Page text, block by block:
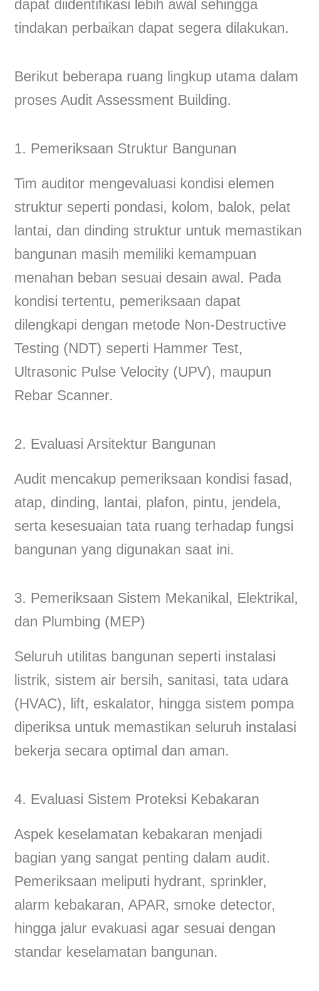
dapat diidentifikasi lebih awal sehingga
tindakan perbaikan dapat segera dilakukan.
Berikut beberapa ruang lingkup utama dalam
proses Audit Assessment Building.
1. Pemeriksaan Struktur Bangunan
Tim auditor mengevaluasi kondisi elemen
struktur seperti pondasi, kolom, balok, pelat
lantai, dan dinding struktur untuk memastikan
bangunan masih memiliki kemampuan
menahan beban sesuai desain awal. Pada
kondisi tertentu, pemeriksaan dapat
dilengkapi dengan metode Non-Destructive
Testing (NDT) seperti Hammer Test,
Ultrasonic Pulse Velocity (UPV), maupun
Rebar Scanner.
2. Evaluasi Arsitektur Bangunan
Audit mencakup pemeriksaan kondisi fasad,
atap, dinding, lantai, plafon, pintu, jendela,
serta kesesuaian tata ruang terhadap fungsi
bangunan yang digunakan saat ini.
3. Pemeriksaan Sistem Mekanikal, Elektrikal,
dan Plumbing (MEP)
Seluruh utilitas bangunan seperti instalasi
listrik, sistem air bersih, sanitasi, tata udara
(HVAC), lift, eskalator, hingga sistem pompa
diperiksa untuk memastikan seluruh instalasi
bekerja secara optimal dan aman.
4. Evaluasi Sistem Proteksi Kebakaran
Aspek keselamatan kebakaran menjadi
bagian yang sangat penting dalam audit.
Pemeriksaan meliputi hydrant, sprinkler,
alarm kebakaran, APAR, smoke detector,
hingga jalur evakuasi agar sesuai dengan
standar keselamatan bangunan.